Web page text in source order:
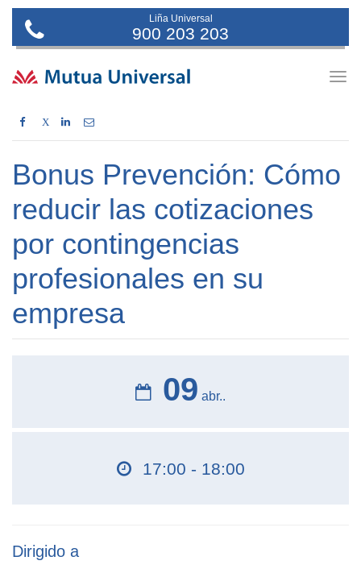
Liña Universal
900 203 203
X
Bonus Prevención: Cómo
reducir las cotizaciones
por contingencias
profesionales en su
empresa
09 abr..
17:00 - 18:00
Dirigido a